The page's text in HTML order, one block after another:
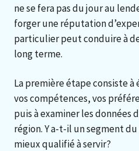
ne se fera pas du jour au
forger une réputation
particulier peut conduire à
long terme.
La première étape consiste
vos compétences, vos
puis à examiner les données
région. Y a-t-il un segment
mieux qualifié à servir?